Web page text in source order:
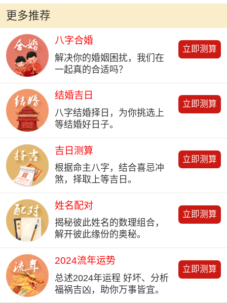
更多推荐
八字合婚
解决你的婚姻困扰，我们在
一起真的合适吗？
立即测算
结婚吉日
八字结婚择日，为你挑选上
等结婚好日子。
立即测算
吉日测算
根据命主八字，结合喜忌冲
煞，择取上等吉日。
立即测算
姓名配对
揭秘彼此姓名的数理组合，
解开彼此缘份的奥秘。
立即测算
2024流年运势
总述2024年运程 好坏、分析
福祸吉凶，助你万事皆宜。
立即测算